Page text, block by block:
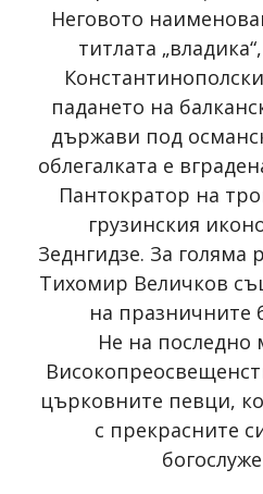
Неговото
титлата
падането на
държави под
облегалката е
Пантократор на
грузинския
Зеднгидзе. За голяма
Тихомир Величков
на празничните
Не на последно
църковните певци,
с прекрасните